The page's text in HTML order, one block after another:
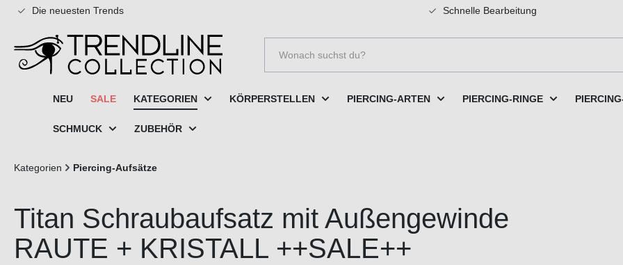
springen Zur Hauptnavigation springen
Die neuesten Trends Schnelle Bearbeitung
NEU SALE KATEGORIEN KÖRPERSTELLEN PIERCING-ARTEN PIERCING-RINGE
SCHMUCK ZUBEHÖR
Kategorien Piercing-Aufsätze
Titan Schraubaufsatz mit Außengewinde
RAUTE + KRISTALL ++SALE++